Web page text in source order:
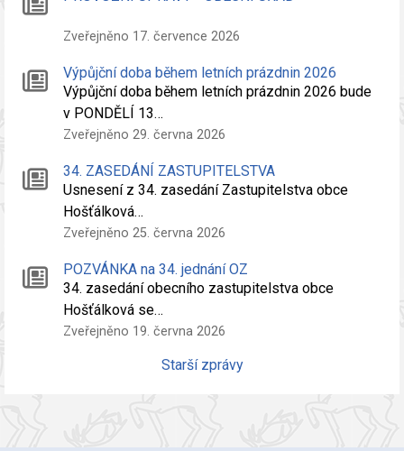
Zveřejněno 17. července 2026
Výpůjční doba během letních prázdnin 2026
Výpůjční doba během letních prázdnin 2026 bude
v PONDĚLÍ 13…
Zveřejněno 29. června 2026
34. ZASEDÁNÍ ZASTUPITELSTVA
Usnesení z 34. zasedání Zastupitelstva obce
Hošťálková…
Zveřejněno 25. června 2026
POZVÁNKA na 34. jednání OZ
34. zasedání obecního zastupitelstva obce
Hošťálková se…
Zveřejněno 19. června 2026
Starší zprávy